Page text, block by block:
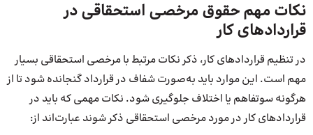
نکات مهم حقوق مرخصی استحقاقی در
قراردادهای کار
در تنظیم قراردادهای کار، ذکر نکات مرتبط با مرخصی استحقاقی بسیار
مهم است. این موارد باید به‌صورت شفاف در قرارداد گنجانده شود تا از
هرگونه سوتفاهم یا اختلاف جلوگیری شود. نکات مهمی که باید در
قراردادهای کار در مورد مرخصی استحقاقی ذکر شوند عبارت‌اند از: